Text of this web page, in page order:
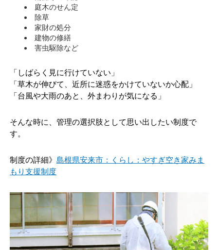
庭木のせん定
除草
家財の処分
建物の修繕
害虫駆除など
「しばらく見に行けていない」
「草木が伸びて、近所に迷惑をかけていないか心配」
「台風や大雨のあと、外まわりが気になる」
そんな時に、管理の選択肢として思い出したい制度で
す。
制度の詳細》 島根県安来市：くらし：やすぎ空き家みま
もり支援制度